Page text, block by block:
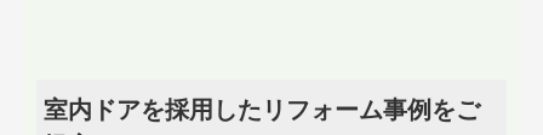
室内ドアを採用したリフォーム事例をご